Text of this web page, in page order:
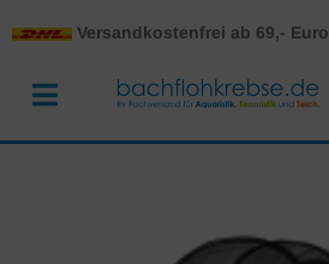
Versandkostenfrei ab 69,- Euro